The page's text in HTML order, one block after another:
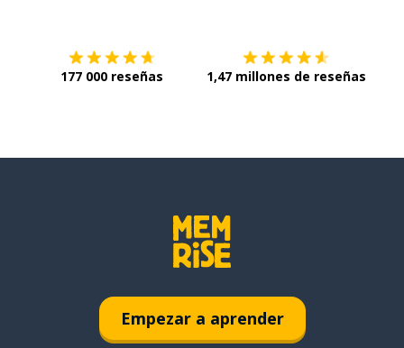
177 000 reseñas 1,47 millones de reseñas
Empezar a aprender